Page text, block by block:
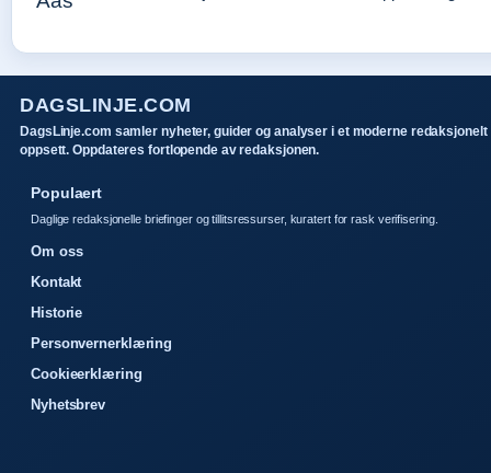
DAGSLINJE.COM
DagsLinje.com samler nyheter, guider og analyser i et moderne redaksjonelt
oppsett. Oppdateres fortlopende av redaksjonen.
Populaert
Daglige redaksjonelle briefinger og tillitsressurser, kuratert for rask verifisering.
Om oss
Kontakt
Historie
Personvernerklæring
Cookieerklæring
Nyhetsbrev